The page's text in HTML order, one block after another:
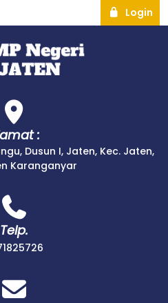
Login
:
Dusun I, Jaten, Kec. Jaten,
Karanganyar
Telp.